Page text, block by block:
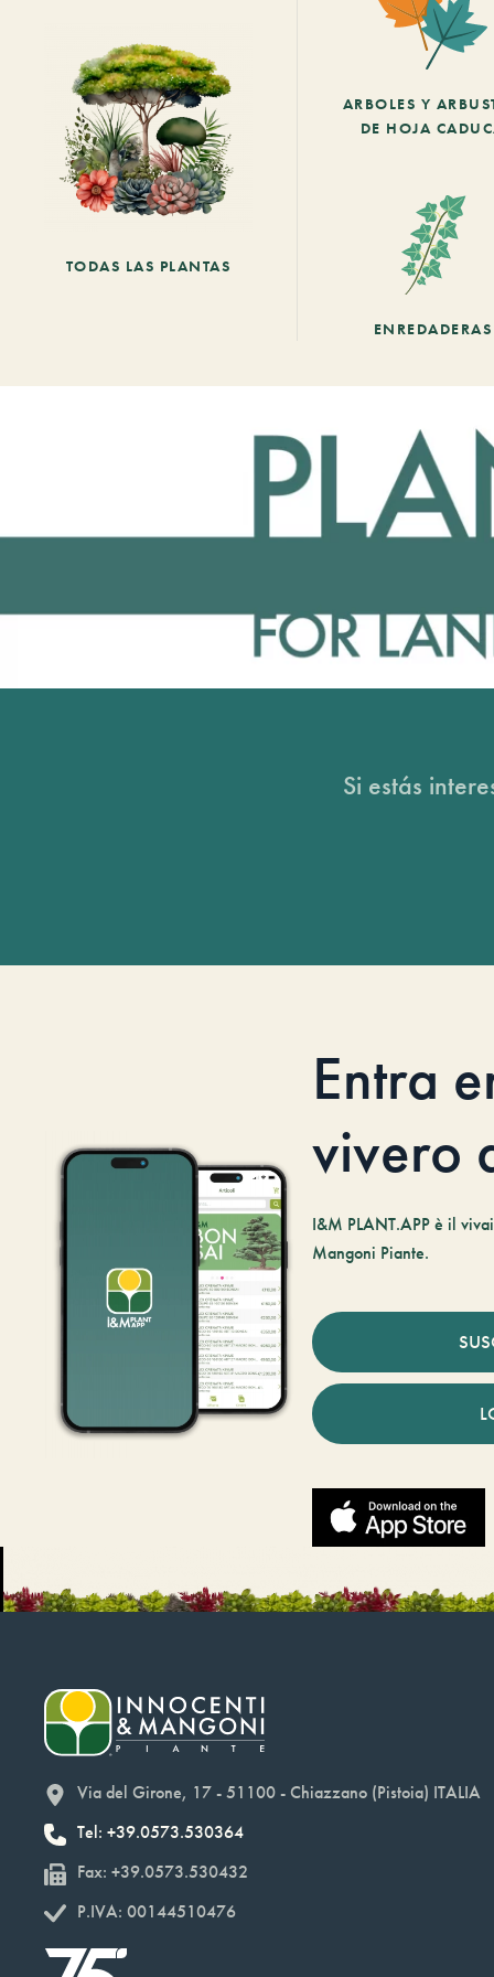
TODAS LAS PLANTAS
ARBOLES Y
DE HOJA
ENREDADERAS
Si estás
Entra
vivero
I&M PLANT.APP è il
Mangoni Piante.
Via del Girone, 17 - 51100 - Chiazzano (Pistoia) ITALIA
Tel: +39.0573.530364
Fax: +39.0573.530432
P.IVA: 00144510476